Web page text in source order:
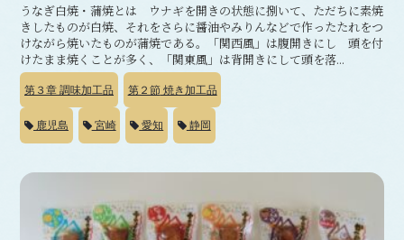
うなぎ白焼・蒲焼とは ウナギを開きの状態に捌いて、ただちに素焼
きしたものが白焼、それをさらに醤油やみりんなどで作ったたれをつ
けながら焼いたものが蒲焼である。「関西風」は腹開きにし 頭を付
けたまま焼くことが多く、「関東風」は背開きにして頭を落...
第３章 調味加工品 第２節焼き加工品
鹿児島 宮崎 愛知 静岡